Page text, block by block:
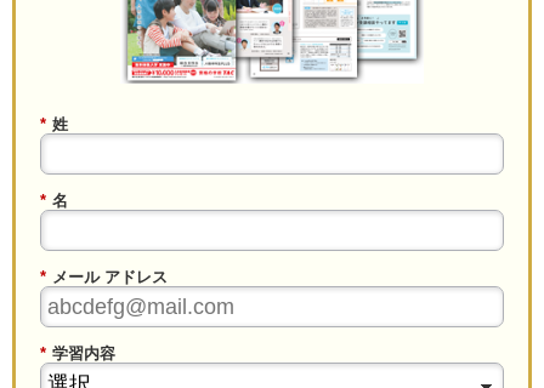
* 姓
* 名
* メール アドレス
* 学習内容